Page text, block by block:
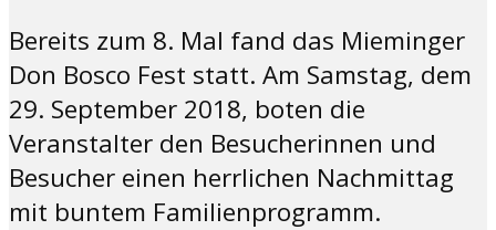
Bereits zum 8. Mal fand das Mieminger
Don Bosco Fest statt. Am Samstag, dem
29. September 2018, boten die
Veranstalter den Besucherinnen und
Besucher einen herrlichen Nachmittag
mit buntem Familienprogramm.